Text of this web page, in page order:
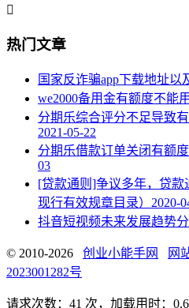

热门文章
国家反诈骗app下载地址以
we2000备用金有额度不能
分期乐综合评分不足导致
2021-05-22
分期乐借款订单关闭有额
03
[贷款通则]争议多年，贷
现行有效规章目录） 2020-
抖音短视频未来发展趋势
© 2010-2026 创业小能手网 网
2023001282号
请求次数：41 次，加载用时：